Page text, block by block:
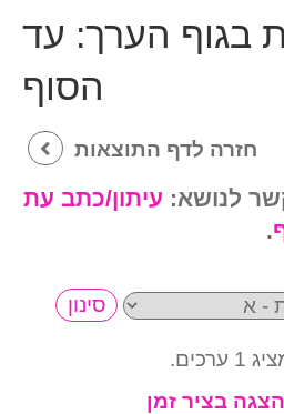
בגוף הערך: עד
הסוף
חזרה לדף התוצאות
עיתון/כתב עת
.
1 ערכים.
הצגה בציר זמן